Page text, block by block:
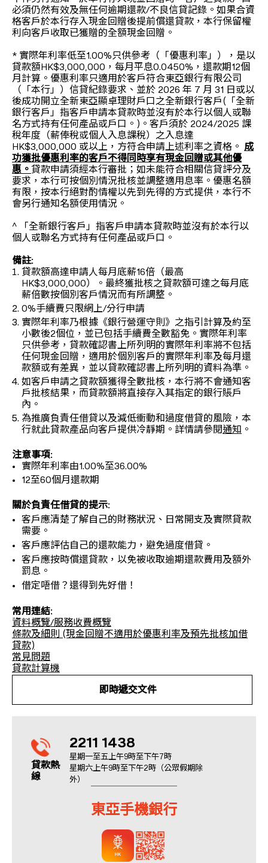
必須仍然有效及無任何逾期還款/不良信貸記錄。如果合資
格客戶於本行存入現金回贈後提前償還貸款，本行保留權
利向客戶收取已獲贈的全額現金回贈。
* 實際年利率低至1.00%只供參考（「優惠利率」），是以
貸款額HK$3,000,000，每月平息0.0450%，還款期12個
月計算。優惠利率只適用於客戶符合東亞銀行有限公司
（「本行」）信貸紀錄要求、並於 2026 年 7 月 31 日或以
後成功開立全新東亞顯卓理財戶口之全新銀行客戶(「全新
銀行客戶」指客戶申請本貸款時並沒有於本行以個人或聯
名方式持有任何產品或戶口。)。客戶須於 2024/2025 課
稅年度（薪俸稅或個人入息課稅）之入息達
HK$3,000,000 或以上，方符合申請上述利率之資格。 成
功獲批優惠利率的客戶不得同時享有現金回贈或其他優
惠。 貸款申請須經本行審批；如未能符合相關信貸評分及
要求，本行可按個別情況批核並調整適用息率。優惠名額
有限，按本行絕對酌情權以先到先得的方式提供，本行不
會另行通知名額使用情況。
^ 「全新銀行客戶」指客戶申請本貸款時並沒有於本行以
個人或聯名方式持有任何產品或戶口。
備註:
貸款額高達申請人每月底薪16倍（最高
HK$3,000,000）。最終獲批核之貸款額可達之每月底
薪倍數按個別客戶情況而有所調整。
0%手續費只限網上/分行申請
實際年利率乃根據《銀行營運守則》之指引計算及約至
小數後2個位，並已包括手續費全數豁免。實際年利率
只供參考，貸款確認書上所列明的實際年利率將不包括
任何現金回贈，適用於個別客戶的實際年利率及每月還
款額或有差異，並以貸款確認書上所列明的資料為準。
如客戶申請之貸款額獲得全數批核，本行將不會通知客
戶批核結果，而貸款額將直接存入其指定的銀行賬戶
內。
為推廣負責任借貸以及減低衝動和過度借貸的風險，本
行就此貸款產品向客戶提供冷靜期。詳情請參閱通知 。
注意事項:
實際年利率由1.00%至36.00%
12至60個月還款期
關於負責任借貸的提示:
客戶應清楚了解自己的財務狀況、日常開支及實際貸款
需要。
客戶應評估自己的還款能力，避免過度借貸。
客戶應按時償還貸款，以免被收取逾期還款費用及額外
罰息。
借定唔借？還得到先好借！
常用連結:
資料概覽/服務收費概覽
條款及細則 (現金回贈不適用於優惠利率及預先批核加借
貸款)
常見問題
貸款計算機
即時遞交文件
貸款熱
線
2211 1438
星期一至五上午9時至下午7時
星期六上午9時至下午2時（公眾假期除
外）
東亞手機銀行